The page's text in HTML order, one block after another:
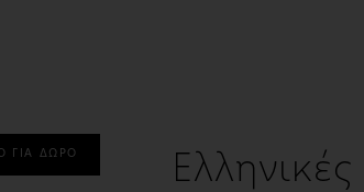
ΓΙΑ ΔΩΡΟ